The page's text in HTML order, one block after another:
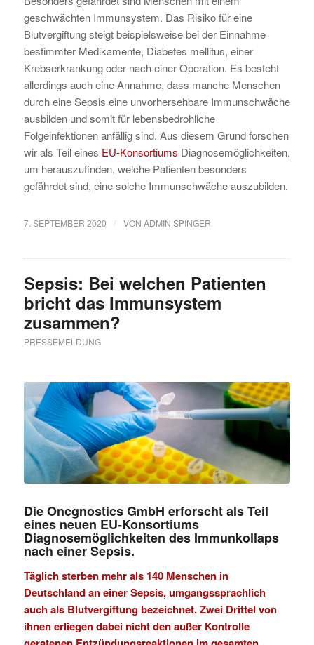
geschwächten Immunsystem. Das Risiko für eine
Blutvergiftung steigt beispielsweise bei der Einnahme
bestimmter Medikamente, Diabetes mellitus, einer
Krebserkrankung oder nach einer Operation. Es besteht
allerdings auch eine Annahme, dass manche Menschen
durch eine Sepsis eine unvorhersehbare Immunschwäche
ausbilden und somit für lebensbedrohliche
Folgeinfektionen anfällig sind. Aus diesem Grund forschen
wir als Teil eines EU-Konsortiums Diagnosemöglichkeiten,
um herauszufinden, welche Patienten besonders
gefährdet sind, eine solche Immunschwäche auszubilden.
7. SEPTEMBER 2020 / VON ADMIN SPINGER
Sepsis: Bei welchen Patienten
bricht das Immunsystem
zusammen?
PRESSEMELDUNG
Die Oncgnostics GmbH erforscht als Teil
eines neuen EU-Konsortiums
Diagnosemöglichkeiten des Immunkollaps
nach einer Sepsis.
Täglich sterben mehr als 140 Menschen in
Deutschland an einer Sepsis, umgangssprachlich
auch als Blutvergiftung bezeichnet. Zwei Drittel von
ihnen erliegen dabei nicht den außer Kontrolle